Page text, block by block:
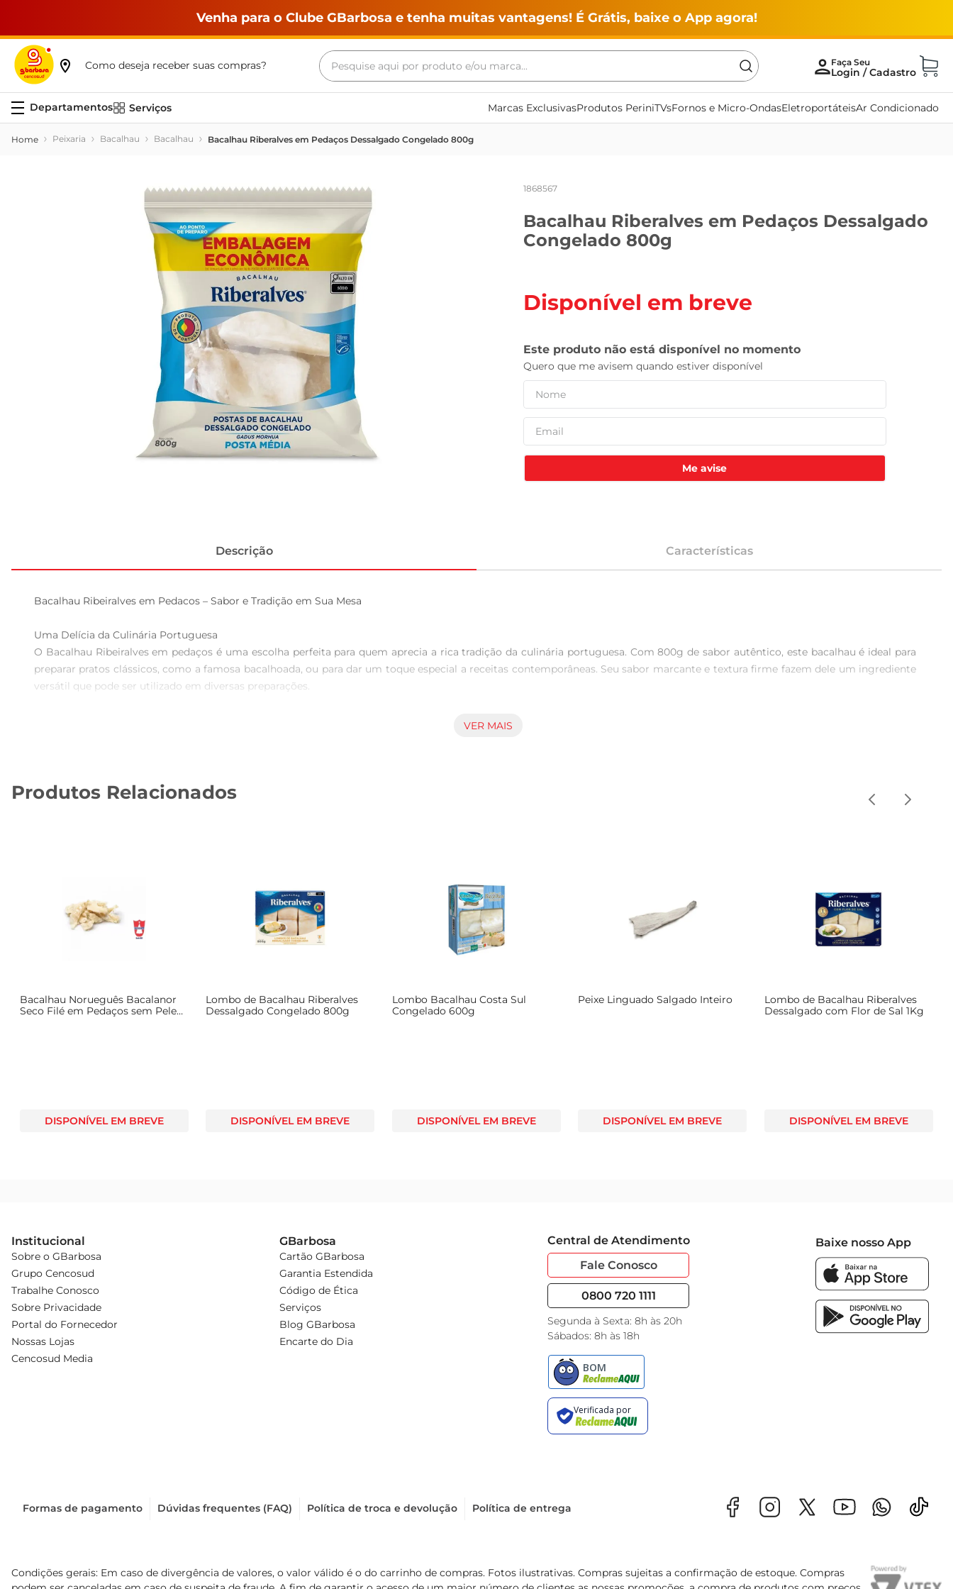
Venha para o Clube GBarbosa e tenha muitas vantagens! É Grátis, baixe o App agora!
Como deseja receber suas compras?
Pesquise aqui por produto e/ou marca...
Serviços Marcas ExclusivasProdutos PeriniTVsFornos e Micro-OndasEletroportáteisAr Condicionado
Peixaria Bacalhau Bacalhau Bacalhau Riberalves em Pedaços Dessalgado Congelado 800g
1868567
Bacalhau Riberalves em Pedaços Dessalgado
Congelado 800g
Disponível em breve
Me avise
Descrição Características
Bacalhau Ribeiralves em Pedacos – Sabor e Tradição em Sua Mesa
Uma Delícia da Culinária Portuguesa
O Bacalhau Ribeiralves em pedaços é uma escolha perfeita para quem aprecia a rica tradição da culinária portuguesa. Com 800g de sabor autêntico, este bacalhau é ideal para
preparar pratos clássicos, como a famosa bacalhoada, ou para dar um toque especial a receitas contemporâneas. Seu sabor marcante e textura firme fazem dele um ingrediente
versátil que pode ser utilizado em diversas preparações.
O Bacalhau Ribeiralves é uma excelente fonte de proteína e ácidos graxos ômega-3, contribuindo para uma alimentação equilibrada. Além disso, é um alimento rico em minerais
como fósforo e selênio, essenciais para a saúde. Ao incluí-lo em suas refeições, você não apenas desfruta de um sabor inigualável, mas também se beneficia de suas propriedades
Este bacalhau é ideal para diversas ocasiões, desde um almoço em família até um jantar especial. Sua versatilidade permite que você o utilize em saladas, tortas, ou até mesmo
em pratos mais elaborados. Com o Bacalhau Ribeiralves em pedaços, suas refeições ganham um novo ar de sofisticação e sabor.
VER MAIS
Produtos Relacionados
Bacalhau Norueguês Bacalanor
Seco Filé em Pedaços sem Pele
DISPONÍVEL EM BREVE
Lombo de Bacalhau Riberalves
Dessalgado Congelado 800g
DISPONÍVEL EM BREVE
Lombo Bacalhau Costa Sul
Congelado 600g
DISPONÍVEL EM BREVE
Peixe Linguado Salgado Inteiro
DISPONÍVEL EM BREVE
Lombo de Bacalhau Riberalves
Dessalgado com Flor de Sal 1Kg
DISPONÍVEL EM BREVE
Institucional
Sobre o GBarbosa
Grupo Cencosud
Trabalhe Conosco
Sobre Privacidade
Portal do Fornecedor
Nossas Lojas
Cencosud Media
GBarbosa
Cartão GBarbosa
Garantia Estendida
Código de Ética
Serviços
Blog GBarbosa
Encarte do Dia
Central de Atendimento
Fale Conosco
0800 720 1111
Segunda à Sexta: 8h às 20h
Sábados: 8h às 18h
Baixe nosso App
Formas de pagamento Dúvidas frequentes (FAQ) Política de troca e devolução Política de entrega
Condições gerais: Em caso de divergência de valores, o valor válido é o do carrinho de compras. Fotos ilustrativas. Compras sujeitas a confirmação de estoque. Compras
Termos mais buscados
maquina lavar
café
cerveja
frango
vinho
leite
tv
leite pó